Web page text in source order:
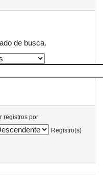
de busca.
registros por
Registro(s)